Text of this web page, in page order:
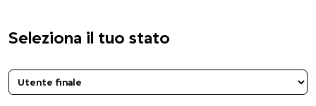
Seleziona il tuo stato